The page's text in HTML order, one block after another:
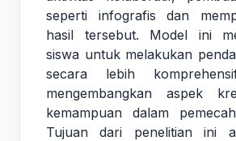
seperti infografis dan
hasil tersebut. Model ini
siswa untuk melakukan
secara lebih
mengembangkan aspek
kemampuan dalam
Tujuan dari penelitian ini